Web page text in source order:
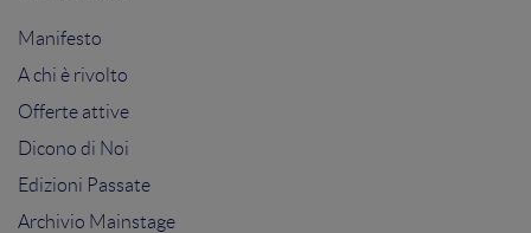
Manifesto
A chi è rivolto
Offerte attive
Dicono di Noi
Edizioni Passate
Archivio Mainstage